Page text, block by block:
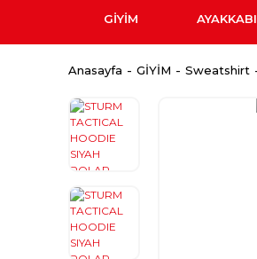
GİYİM AYAKKABI
Anasayfa GİYİM Sweatshirt